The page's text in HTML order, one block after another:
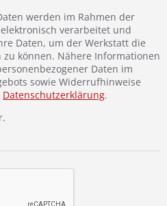
werden im Rahmen der
verarbeitet und
Daten, um der Werkstatt die
können. Nähere Informationen
Daten im
sowie Widerrufhinweise
Datenschutzerklärung.